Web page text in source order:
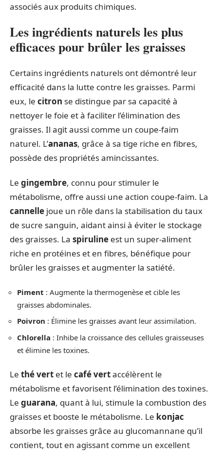
associés aux produits chimiques.
Les ingrédients naturels les plus
efficaces pour brûler les graisses
Certains ingrédients naturels ont démontré leur
efficacité dans la lutte contre les graisses. Parmi
eux, le citron se distingue par sa capacité à
nettoyer le foie et à faciliter l’élimination des
graisses. Il agit aussi comme un coupe-faim
naturel. L’ananas, grâce à sa tige riche en fibres,
possède des propriétés amincissantes.
Le gingembre, connu pour stimuler le
métabolisme, offre aussi une action coupe-faim. La
cannelle joue un rôle dans la stabilisation du taux
de sucre sanguin, aidant ainsi à éviter le stockage
des graisses. La spiruline est un super-aliment
riche en protéines et en fibres, bénéfique pour
brûler les graisses et augmenter la satiété.
Piment : Augmente la thermogenèse et cible les
graisses abdominales.
Poivron : Élimine les graisses avant leur assimilation.
Chlorella : Inhibe la croissance des cellules graisseuses
et élimine les toxines.
Le thé vert et le café vertaccélèrent le
métabolisme et favorisent l’élimination des toxines.
Le guarana, quant à lui, stimule la combustion des
graisses et booste le métabolisme. Le konjac
absorbe les graisses grâce au glucomannane qu’il
contient, tout en agissant comme un excellent